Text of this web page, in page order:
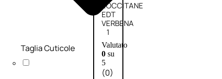
L’OCCITANE
EDT
VERBENA
1
Valutato
0su
5
(0)
Taglia Cuticole